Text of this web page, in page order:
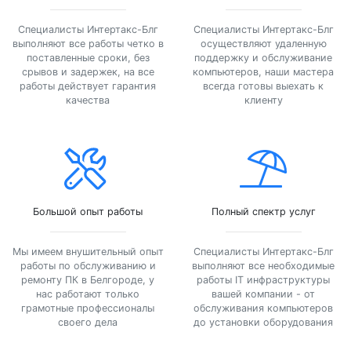
Специалисты Интертакс-Блг
выполняют все работы четко в
поставленные сроки, без
срывов и задержек, на все
работы действует гарантия
качества
Специалисты Интертакс-Блг
осуществляют удаленную
поддержку и обслуживание
компьютеров, наши мастера
всегда готовы выехать к
клиенту
Большой опыт работы
Мы имеем внушительный опыт
работы по обслуживанию и
ремонту ПК в Белгороде, у
нас работают только
грамотные профессионалы
своего дела
Полный спектр услуг
Специалисты Интертакс-Блг
выполняют все необходимые
работы IT инфраструктуры
вашей компании - от
обслуживания компьютеров
до установки оборудования